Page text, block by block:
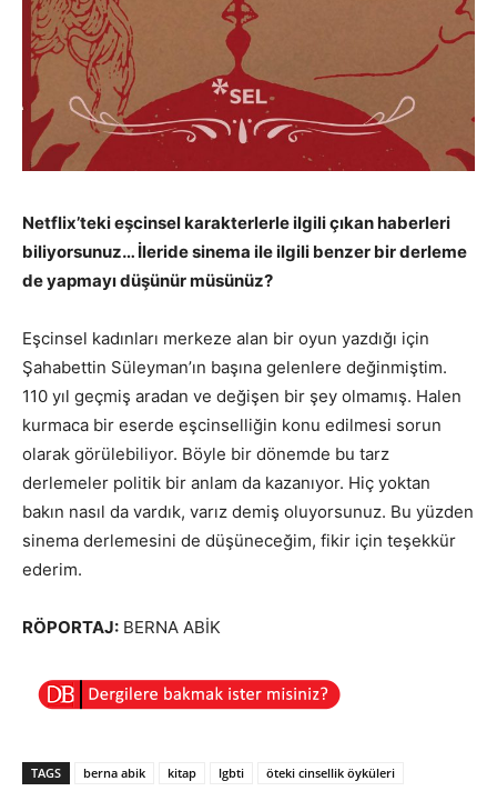
Netflix’teki eşcinsel karakterlerle ilgili çıkan haberleri
biliyorsunuz… İleride sinema ile ilgili benzer bir derleme
de yapmayı düşünür müsünüz?
Eşcinsel kadınları merkeze alan bir oyun yazdığı için
Şahabettin Süleyman’ın başına gelenlere değinmiştim.
110 yıl geçmiş aradan ve değişen bir şey olmamış. Halen
kurmaca bir eserde eşcinselliğin konu edilmesi sorun
olarak görülebiliyor. Böyle bir dönemde bu tarz
derlemeler politik bir anlam da kazanıyor. Hiç yoktan
bakın nasıl da vardık, varız demiş oluyorsunuz. Bu yüzden
sinema derlemesini de düşüneceğim, fikir için teşekkür
ederim.
RÖPORTAJ: BERNA ABİK
TAGS berna abik kitap lgbti
öteki cinsellik öyküleri